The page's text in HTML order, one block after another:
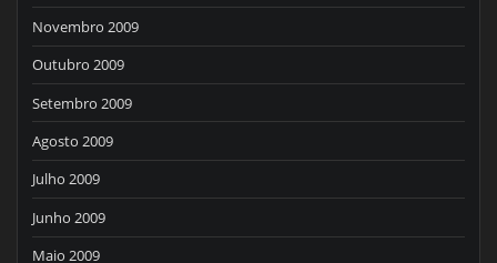
Novembro 2009
Outubro 2009
Setembro 2009
Agosto 2009
Julho 2009
Junho 2009
Maio 2009